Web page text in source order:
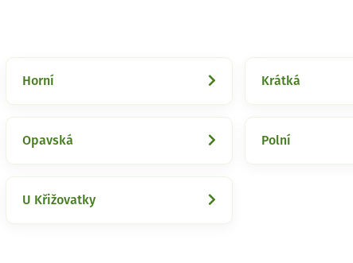
Horní Krátká
Opavská Polní
U Křižovatky